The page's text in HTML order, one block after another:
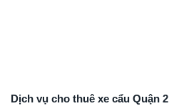
Dịch vụ cho thuê xe cẩu Quận 2